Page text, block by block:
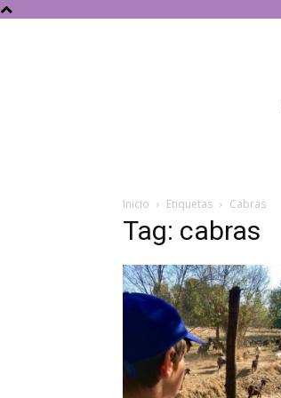
Inicio Etiquetas Cabras
Tag: cabras